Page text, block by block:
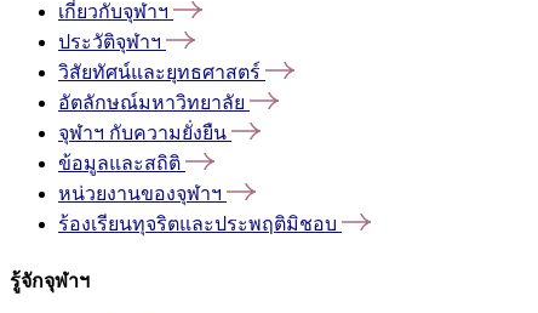
เกี่ยวกับจุฬาฯ
ประวัติจุฬาฯ
วิสัยทัศน์และยุทธศาสตร์
อัตลักษณ์มหาวิทยาลัย
จุฬาฯ กับความยั่งยืน
ข้อมูลและสถิติ
หน่วยงานของจุฬาฯ
ร้องเรียนทุจริตและประพฤติมิชอบ
รู้จักจุฬาฯ